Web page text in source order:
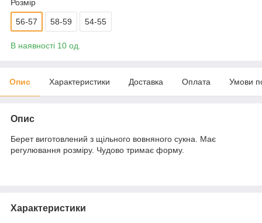
Розмір
56-57 58-59 54-55
В наявності 10 од.
Опис Характеристики Доставка Оплата Умови
Опис
Берет виготовлений з щільного вовняного сукна. Має
регулювання розміру. Чудово тримає форму.
Характеристики